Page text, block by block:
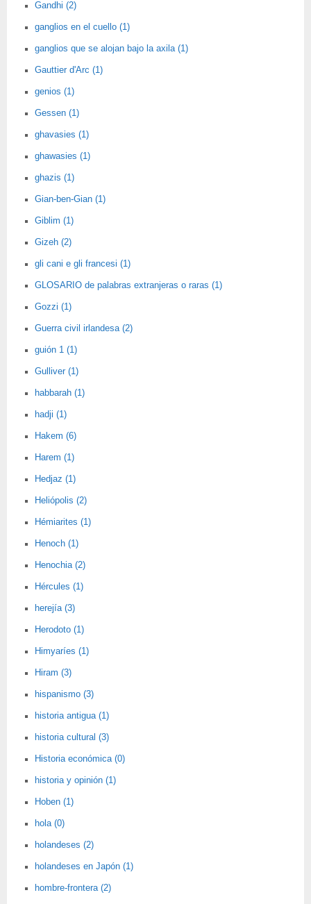
Gandhi (2)
ganglios en el cuello (1)
ganglios que se alojan bajo la axila (1)
Gauttier d'Arc (1)
genios (1)
Gessen (1)
ghavasies (1)
ghawasies (1)
ghazis (1)
Gian-ben-Gian (1)
Giblim (1)
Gizeh (2)
gli cani e gli francesi (1)
GLOSARIO de palabras extranjeras o raras (1)
Gozzi (1)
Guerra civil irlandesa (2)
guión 1 (1)
Gulliver (1)
habbarah (1)
hadji (1)
Hakem (6)
Harem (1)
Hedjaz (1)
Heliópolis (2)
Hémiarites (1)
Henoch (1)
Henochia (2)
Hércules (1)
herejía (3)
Herodoto (1)
Himyaríes (1)
Hiram (3)
hispanismo (3)
historia antigua (1)
historia cultural (3)
Historia económica (0)
historia y opinión (1)
Hoben (1)
hola (0)
holandeses (2)
holandeses en Japón (1)
hombre-frontera (2)